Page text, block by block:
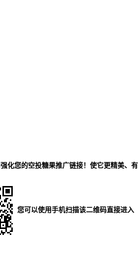
强化您的空投糖果推广链接！使它更精美、有
您可以使用手机扫描该二维码直接进入